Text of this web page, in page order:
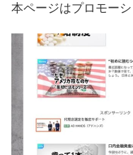
本ページはプロモー